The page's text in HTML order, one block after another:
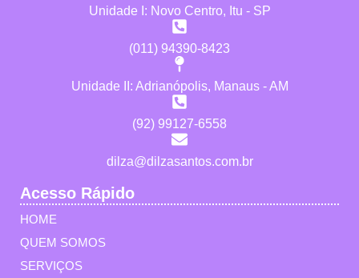
Unidade I: Novo Centro, Itu - SP
(011) 94390-8423
Unidade II: Adrianópolis, Manaus - AM
(92) 99127-6558
dilza@dilzasantos.com.br
Acesso Rápido
HOME
QUEM SOMOS
SERVIÇOS